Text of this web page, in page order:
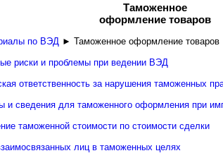
Таможенное
оформление товаров
по ВЭД ► Таможенное оформление товаров
риски и проблемы при ведении ВЭД
ответственность за нарушения таможенных
и сведения для таможенного оформления при
таможенной стоимости по стоимости сделки
лиц в таможенных целях